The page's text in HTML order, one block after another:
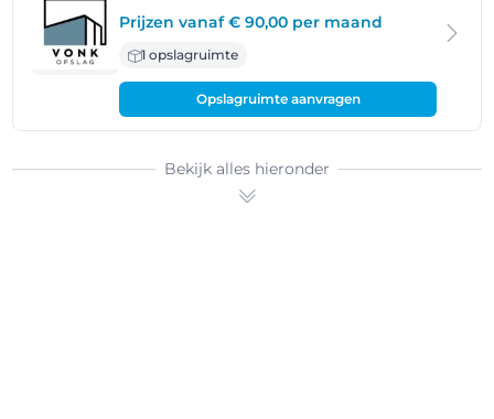
Prijzen vanaf € 90,00 per maand
1 opslagruimte
Opslagruimte aanvragen
Bekijk alles hieronder